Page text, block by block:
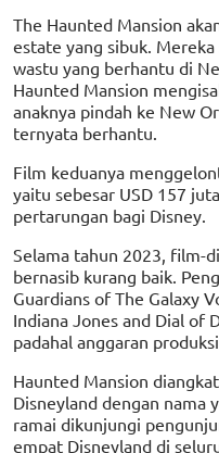
The Haunted Mansion
estate yang sibuk.
wastu yang berhantu di
Haunted Mansion
anaknya pindah ke New
ternyata berhantu.
Film keduanya
yaitu sebesar USD 157
pertarungan bagi Disney.
Selama tahun 2023, film-
bernasib kurang baik.
Guardians of The Galaxy
Indiana Jones and Dial of
padahal anggaran
Haunted Mansion
Disneyland dengan nama
ramai dikunjungi
empat Disneyland di